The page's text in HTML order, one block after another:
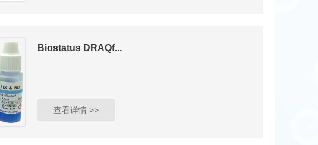
Biostatus DRAQf...
查看详情 >>